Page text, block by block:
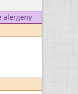
alergeny